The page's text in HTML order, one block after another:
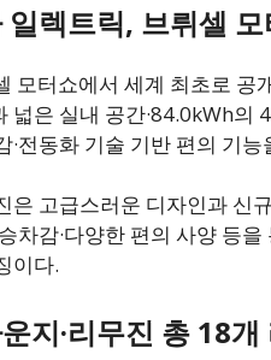
렉트릭, 브뤼셀
모터쇼에서 세계 최초로 공
넓은 실내 공간·84.0kWh의
·전동화 기술 기반 편의 기능
은 고급스러운 디자인과 신
차감·다양한 편의 사양 등
이다.
지·리무진 총 18